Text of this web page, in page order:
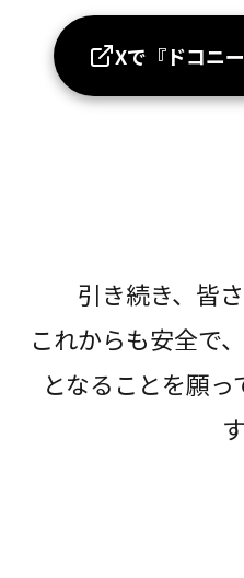
Xで『ドコニ
引き続き、皆
これからも安全で
となることを願